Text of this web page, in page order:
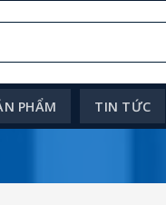
PHẨM TIN TỨC